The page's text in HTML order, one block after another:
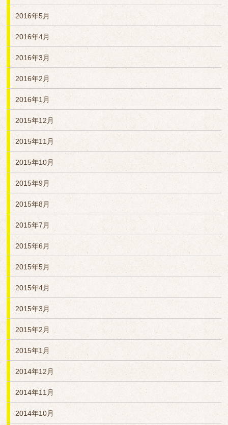
2016年5月
2016年4月
2016年3月
2016年2月
2016年1月
2015年12月
2015年11月
2015年10月
2015年9月
2015年8月
2015年7月
2015年6月
2015年5月
2015年4月
2015年3月
2015年2月
2015年1月
2014年12月
2014年11月
2014年10月